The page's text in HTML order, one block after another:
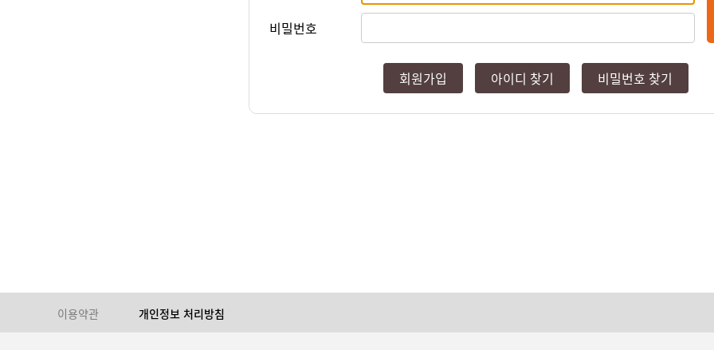
비밀번호
회원가입 아이디 찾기 비밀번호 찾기
이용약관 개인정보 처리방침